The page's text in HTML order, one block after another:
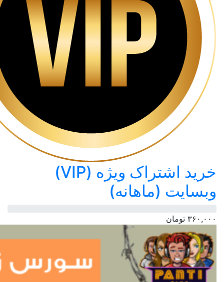
خرید اشتراک ویژه (VIP)
وبسایت (ماهانه)
۳۶۰,۰۰۰ تومان